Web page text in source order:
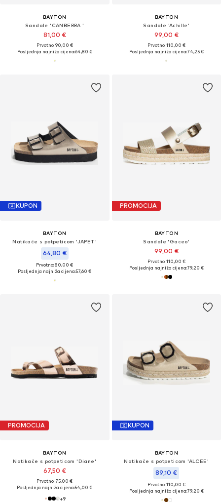
BAYTON
Sandale 'CANBERRA '
81,00 €
Prvotno: 90,00 €
Posljednja najniža cijena:64,80 €
BAYTON
Sandale 'Achille'
99,00 €
Prvotno: 110,00 €
Posljednja najniža cijena:74,25 €
KUPON
BAYTON
Natikače s potpeticom 'JAPET'
64,80 €
Prvotno: 80,00 €
Posljednja najniža cijena:57,60 €
PROMOCIJA
BAYTON
Sandale 'Gaceo'
99,00 €
Prvotno: 110,00 €
Posljednja najniža cijena:79,20 €
PROMOCIJA
BAYTON
Natikače s potpeticom 'Diane'
67,50 €
Prvotno: 75,00 €
Posljednja najniža cijena:54,00 €
+9
KUPON
BAYTON
Natikače s potpeticom 'ALCEE'
89,10 €
Prvotno: 110,00 €
Posljednja najniža cijena:79,20 €